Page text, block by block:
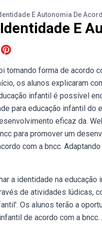
E Autonomia De
E
tomando forma de acordo
os alunos explicaram
infantil é possível
para educação infantil do
eficaz da.
para promover um
com a bncc.
a identidade na
de atividades lúdicas,
Os alunos terão a
de acordo com a